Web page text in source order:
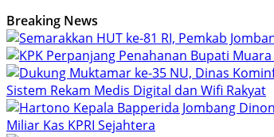
Breaking News
Sistem Rekam Medis Digital dan Wifi Rakyat
Miliar Kas KPRI Sejahtera